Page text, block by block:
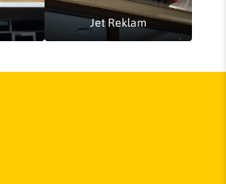
Jet Reklam